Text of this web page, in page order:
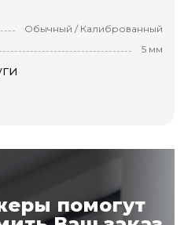
Обычный / Калиброванный
5 мм
помогут